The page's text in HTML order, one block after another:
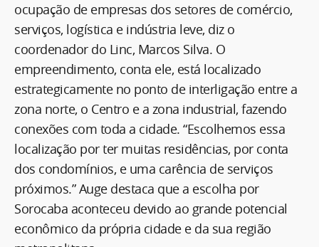
ocupação de empresas dos setores de comércio,
serviços, logística e indústria leve, diz o
coordenador do Linc, Marcos Silva. O
empreendimento, conta ele, está localizado
estrategicamente no ponto de interligação entre a
zona norte, o Centro e a zona industrial, fazendo
conexões com toda a cidade. “Escolhemos essa
localização por ter muitas residências, por conta
dos condomínios, e uma carência de serviços
próximos.” Auge destaca que a escolha por
Sorocaba aconteceu devido ao grande potencial
econômico da própria cidade e da sua região